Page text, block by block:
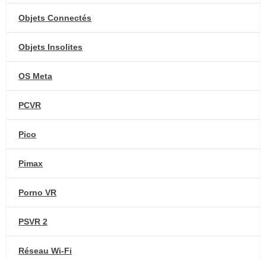
Objets Connectés
Objets Insolites
OS Meta
PCVR
Pico
Pimax
Porno VR
PSVR 2
Réseau Wi-Fi